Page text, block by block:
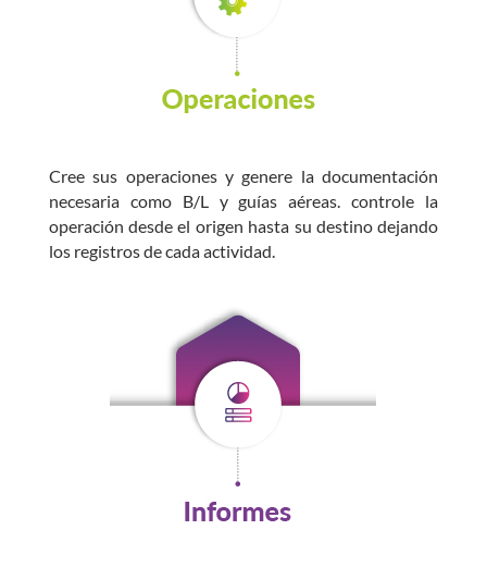
Cree sus operaciones y genere la documentación
necesaria como B/L y guías aéreas. controle la
operación desde el origen hasta su destino dejando
los registros de cada actividad.